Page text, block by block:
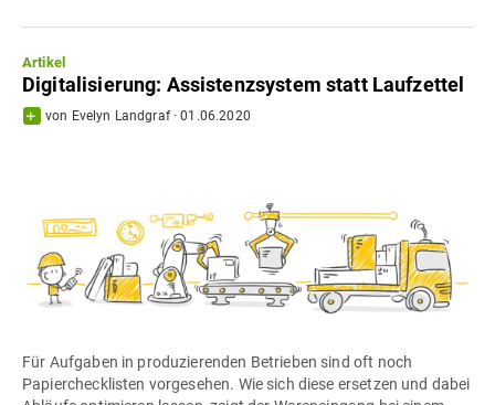
Artikel
Digitalisierung: Assistenzsystem statt Laufzettel
von Evelyn Landgraf·01.06.2020
Für Aufgaben in produzierenden Betrieben sind oft noch
Papierchecklisten vorgesehen. Wie sich diese ersetzen und dabei